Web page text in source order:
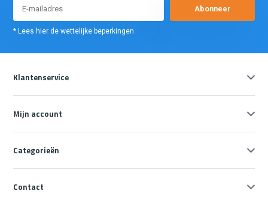
Abonneer
* Lees hier de wettelijke beperkingen
Klantenservice
Mijn account
Categorieën
Contact